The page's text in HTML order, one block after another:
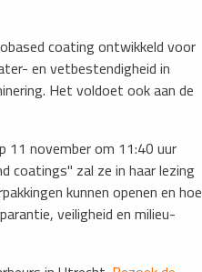
coating ontwikkeld voor
en vetbestendigheid in
Het voldoet ook aan de
11 november om 11:40 uur
coatings" zal ze in haar lezing
kunnen openen en hoe
veiligheid en milieu-